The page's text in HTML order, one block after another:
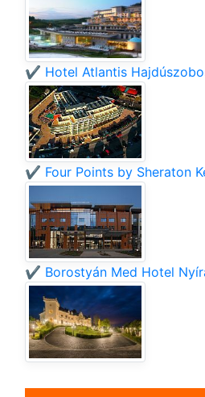
✔️ Hotel Atlantis
✔️ Four Points by Sheraton
✔️ Borostyán Med Hotel